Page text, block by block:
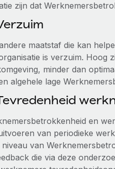
zijn dat
maatstaf die kan
is verzuim. Hoog
minder dan
algehele lage
en
van periodieke
van
die via deze